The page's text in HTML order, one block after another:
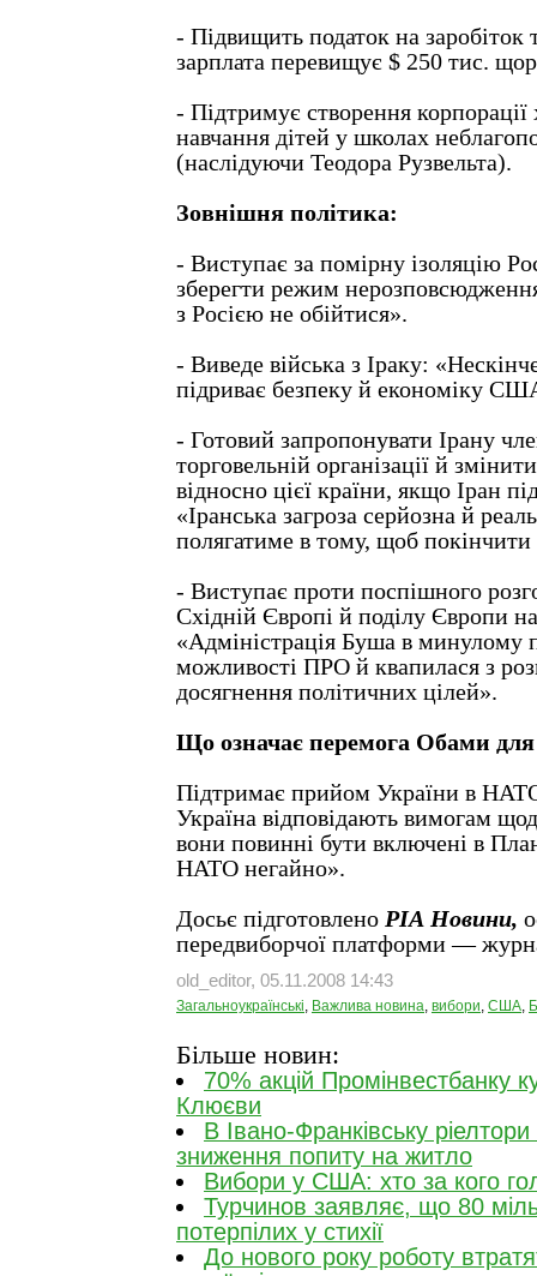
- Підвищить податок на заробіток
зарплата перевищує $ 250 тис.
- Підтримує створення корпорації
навчання дітей у школах
(наслідуючи Теодора Рузвельта).
Зовнішня політика:
- Виступає за помірну ізоляцію
зберегти режим
з Росією не обійтися».
- Виведе війська з Іраку:
підриває безпеку й економіку
- Готовий запропонувати Ірану
торговельній організації й
відносно цієї країни, якщо Іран
«Іранська загроза серйозна й
полягатиме в тому, щоб
- Виступає проти поспішного
Східній Європі й поділу Європи
«Адміністрація Буша в минулому
можливості ПРО й квапилася з
досягнення політичних цілей».
Що означає перемога Обами
Підтримає прийом України в
Україна відповідають вимогам
вони повинні бути включені в
НАТО негайно».
Досьє підготовлено РІА Новини,
передвиборчої платформи —
old_editor, 05.11.2008 14:43
Загальноукраїнські, Важлива новина, вибори, США,
Більше новин:
70% акцій Промінвестбанку
Клюєви
В Івано-Франківську
зниження попиту на житло
Вибори у США: хто за кого
Турчинов заявляє, що 80
потерпілих у стихії
До нового року роботу